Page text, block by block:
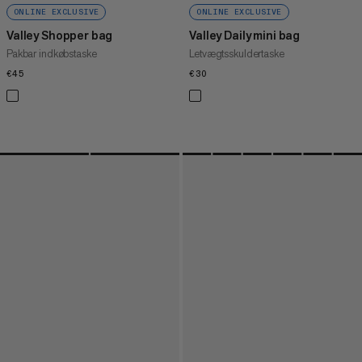
ONLINE EXCLUSIVE
Valley Shopper bag
Pakbar indkøbstaske
€45
ONLINE EXCLUSIVE
Valley Daily mini bag
Letvægtsskuldertaske
€30